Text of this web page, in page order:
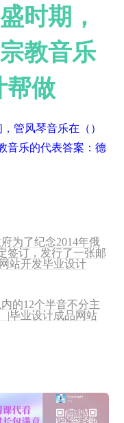
时期，
教音乐
帮做
管风琴音乐在（）
音乐的代表答案：德
为了纪念2014年俄
签订，发行了一张邮
站开发毕业设计
的12个半音不分主
|毕业设计成品网站